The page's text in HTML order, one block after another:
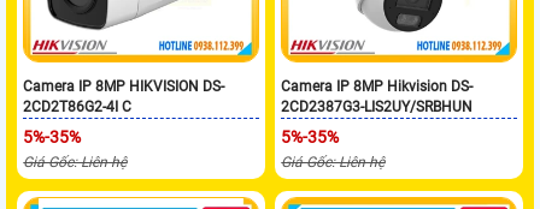
Camera IP 8MP HIKVISION DS-
2CD2T86G2-4I C
5%-35%
Giá Gốc: Liên hệ
Camera IP 8MP Hikvision DS-
2CD2387G3-LIS2UY/SRBHUN
5%-35%
Giá Gốc: Liên hệ